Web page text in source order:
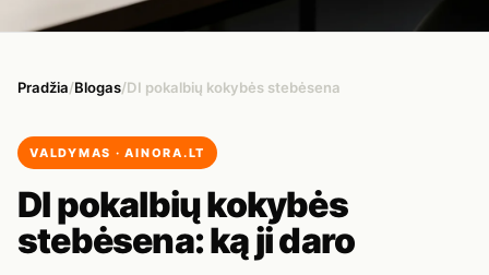
Pradžia/Blogas/DI pokalbių kokybės stebėsena
VALDYMAS · AINORA.LT
DI pokalbių kokybės
stebėsena: ką ji daro